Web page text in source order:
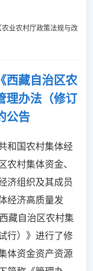
业农村厅政策法规与改
西藏自治区农
理办法（修订
公告
和国农村集体经
农村集体资金、
济组织及其成员
经济高质量发
藏自治区农村集
行）》进行了修
体资金资产资源